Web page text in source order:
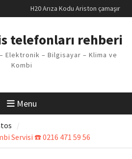
H20 Arıza Kodu Ariston çamaşır
makinesi Sorunu
Arçelik buzdolabı F5 Hatası
Vaillant çamaşır makinesi E03
Arıza Kodu
telefonları rehberi
Elektronik – Bilgisayar – Klima ve
Kombi
Menu
Servisi ☎️ 0216 471 59 56